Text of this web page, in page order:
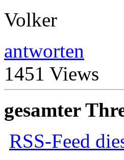
Volker
antworten
1451 Views
gesamter
RSS-Feed